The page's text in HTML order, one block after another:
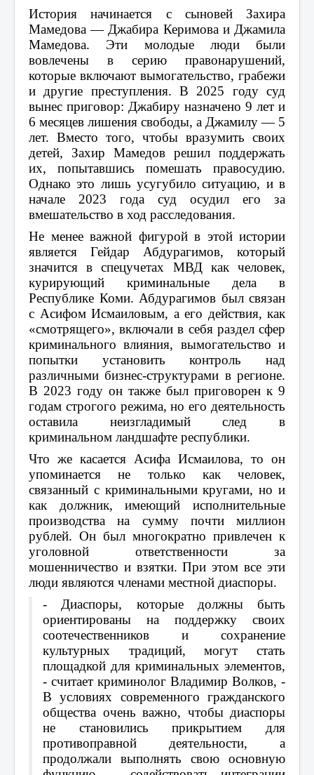
История начинается с сыновей Захира
Мамедова — Джабира Керимова и Джамила
Мамедова. Эти молодые люди были
вовлечены в серию правонарушений,
которые включают вымогательство, грабежи
и другие преступления. В 2025 году суд
вынес приговор: Джабиру назначено 9 лет и
6 месяцев лишения свободы, а Джамилу — 5
лет. Вместо того, чтобы вразумить своих
детей, Захир Мамедов решил поддержать
их, попытавшись помешать правосудию.
Однако это лишь усугубило ситуацию, и в
начале 2023 года суд осудил его за
вмешательство в ход расследования.
Не менее важной фигурой в этой истории
является Гейдар Абдурагимов, который
значится в спецучетах МВД как человек,
курирующий криминальные дела в
Республике Коми. Абдурагимов был связан
с Асифом Исмаиловым, а его действия, как
«смотрящего», включали в себя раздел сфер
криминального влияния, вымогательство и
попытки установить контроль над
различными бизнес-структурами в регионе.
В 2023 году он также был приговорен к 9
годам строгого режима, но его деятельность
оставила неизгладимый след в
криминальном ландшафте республики.
Что же касается Асифа Исмаилова, то он
упоминается не только как человек,
связанный с криминальными кругами, но и
как должник, имеющий исполнительные
производства на сумму почти миллион
рублей. Он был многократно привлечен к
уголовной ответственности за
мошенничество и взятки. При этом все эти
люди являются членами местной диаспоры.
- Диаспоры, которые должны быть
ориентированы на поддержку своих
соотечественников и сохранение
культурных традиций, могут стать
площадкой для криминальных элементов,
- считает криминолог Владимир Волков, -
В условиях современного гражданского
общества очень важно, чтобы диаспоры
не становились прикрытием для
противоправной деятельности, а
продолжали выполнять свою основную